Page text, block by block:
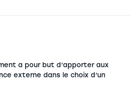
a pour but d’apporter aux
externe dans le choix d’un